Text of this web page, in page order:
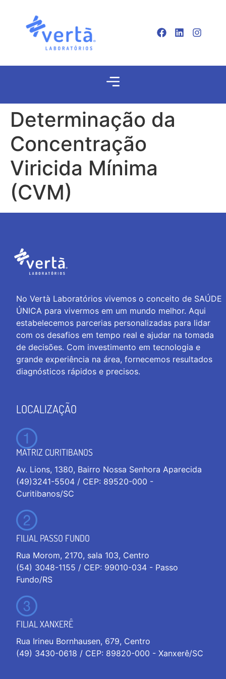
Determinação da
Concentração
Viricida Mínima
(CVM)
No Vertà Laboratórios vivemos o conceito de SAÚDE
ÚNICA para vivermos em um mundo melhor. Aqui
estabelecemos parcerias personalizadas para lidar
com os desafios em tempo real e ajudar na tomada
de decisões. Com investimento em tecnologia e
grande experiência na área, fornecemos resultados
diagnósticos rápidos e precisos.
LOCALIZAÇÃO
MATRIZ CURITIBANOS
Av. Lions, 1380, Bairro Nossa Senhora Aparecida
(49)3241-5504 / CEP: 89520-000 -
Curitibanos/SC
FILIAL PASSO FUNDO
Rua Morom, 2170, sala 103, Centro
(54) 3048-1155 / CEP: 99010-034 - Passo
Fundo/RS
FILIAL XANXERÊ
Rua Irineu Bornhausen, 679, Centro
(49) 3430-0618 / CEP: 89820-000 - Xanxerê/SC